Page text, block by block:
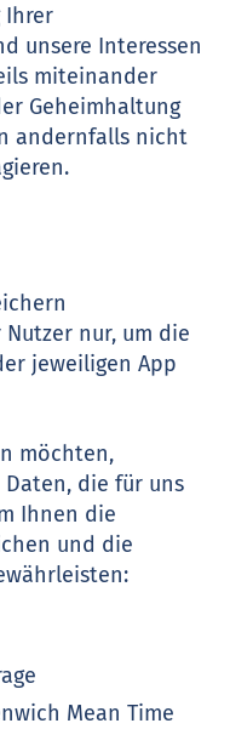
Ihrer
unsere Interessen
miteinander
Geheimhaltung
andernfalls nicht
nur, um die
jeweiligen App
möchten,
die für uns
Ihnen die
und die
Mean Time